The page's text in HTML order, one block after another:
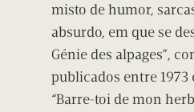
misto de humor,
absurdo, em que se
Génie des alpages”,
publicados entre 1973
“Barre-toi de mon